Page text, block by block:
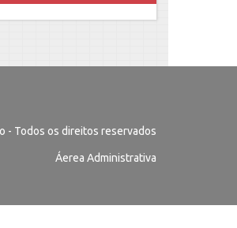
- Todos os direitos reservados
Áerea Administrativa